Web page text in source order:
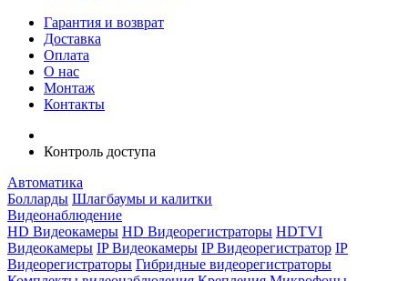
Гарантия и возврат
Доставка
Оплата
О нас
Монтаж
Контакты
Контроль доступа
Автоматика
Болларды Шлагбаумы и калитки
Видеонаблюдение
HD Видеокамеры HD Видеорегистраторы HDTVI
Видеокамеры IP Видеокамеры IP Видеорегистратор IP
Видеорегистраторы Гибридные видеорегистраторы